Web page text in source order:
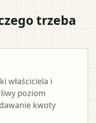
trzeba
właściciela i
poziom
kwoty